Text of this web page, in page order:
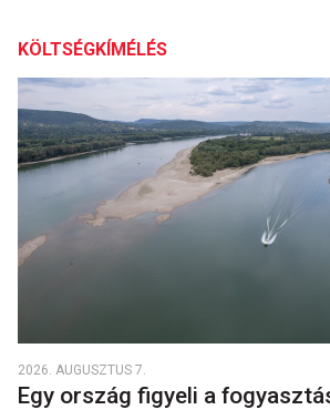
KÖLTSÉGKÍMÉLÉS
2026. AUGUSZTUS 7.
Egy ország figyeli a